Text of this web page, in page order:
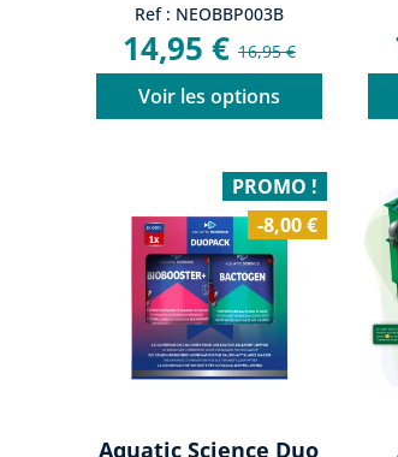
Ref : NEOBBP003B
14,95 € 16,95 €
Voir les options
Aquatic Science Duo
PROMO !
-8,00 €